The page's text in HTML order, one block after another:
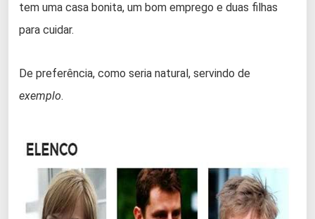
tem uma casa bonita, um bom emprego e duas filhas
para cuidar.
De preferência, como seria natural, servindo de
exemplo.